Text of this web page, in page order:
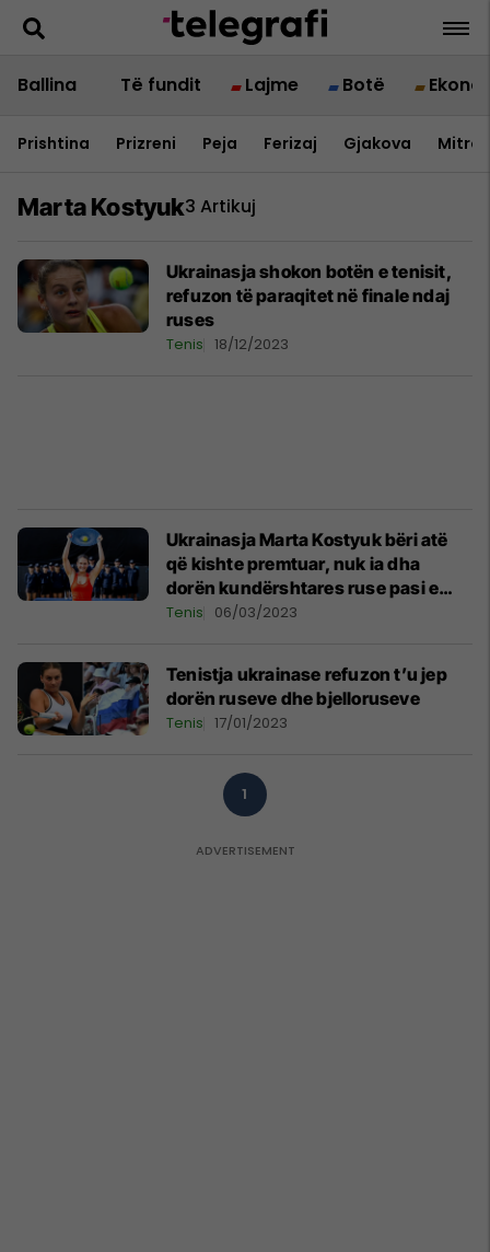
Ballina Të fundit Lajme Botë
Prishtina Prizreni Peja Ferizaj Gjakova
Marta Kostyuk3 Artikuj
Ukrainasja shokon botën e tenisit,
refuzon të paraqitet në finale ndaj
ruses
Tenis 18/12/2023
Ukrainasja Marta Kostyuk bëri atë
që kishte premtuar, nuk ia dha
dorën kundërshtares ruse pasi e
mposhti në ATX Open
Tenis 06/03/2023
Tenistja ukrainase refuzon t’u jep
dorën ruseve dhe bjelloruseve
Tenis 17/01/2023
1